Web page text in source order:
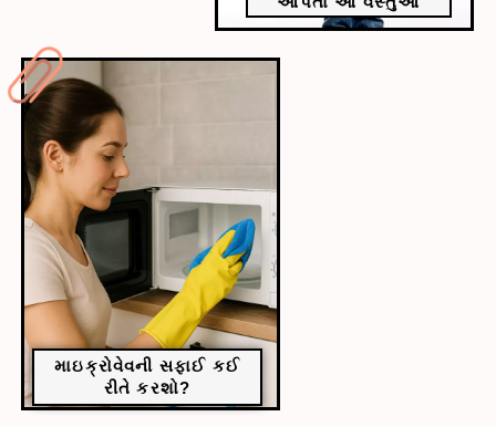
માઇક્રોવેવની સફાઈ કઈ
રીતે કરશો?